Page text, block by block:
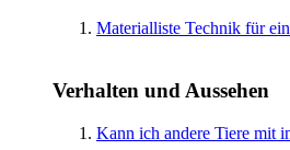
Materialliste Technik für
Verhalten und Aussehen
Kann ich andere Tiere mit